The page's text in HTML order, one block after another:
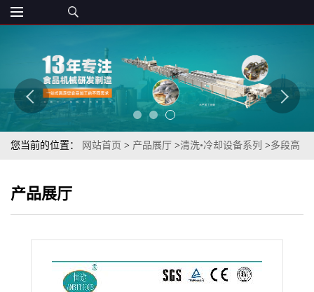
您当前的位置： 网站首页 > 产品展厅 >清洗•冷却设备系列 >多段高
产品展厅